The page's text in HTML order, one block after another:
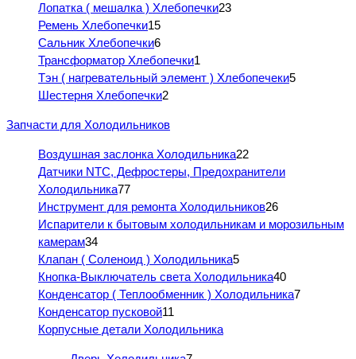
Лопатка ( мешалка ) Хлебопечки23
Ремень Хлебопечки15
Сальник Хлебопечки6
Трансформатор Хлебопечки1
Тэн ( нагревательный элемент ) Хлебопечеки5
Шестерня Хлебопечки2
Запчасти для Холодильников
Воздушная заслонка Холодильника22
Датчики NTC, Дефростеры, Предохранители
Холодильника77
Инструмент для ремонта Холодильников26
Испарители к бытовым холодильникам и морозильным
камерам34
Клапан ( Соленоид ) Холодильника5
Кнопка-Выключатель света Холодильника40
Конденсатор ( Теплообменник ) Холодильника7
Конденсатор пусковой11
Корпусные детали Холодильника